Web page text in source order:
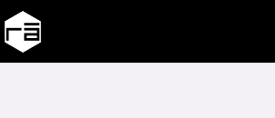
al
contenido